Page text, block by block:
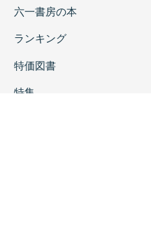
六一書房の本
ランキング
特価図書
特集